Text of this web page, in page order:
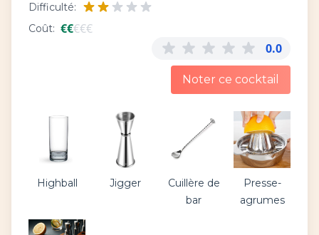
Difficulté:
Coût: €€€€€
0.0
Noter ce cocktail
Highball Jigger
Cuillère de
bar
Presse-
agrumes